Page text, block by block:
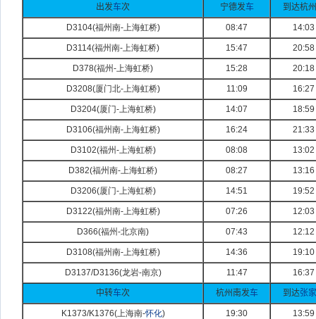
出发车次 宁德发车 到达杭
D3104(福州南-上海虹桥) 08:47 14:03
D3114(福州南-上海虹桥) 15:47 20:58
D378(福州-上海虹桥) 15:28 20:18
D3208(厦门北-上海虹桥) 11:09 16:27
D3204(厦门-上海虹桥) 14:07 18:59
D3106(福州南-上海虹桥) 16:24 21:33
D3102(福州-上海虹桥) 08:08 13:02
D382(福州南-上海虹桥) 08:27 13:16
D3206(厦门-上海虹桥) 14:51 19:52
D3122(福州南-上海虹桥) 07:26 12:03
D366(福州-北京南) 07:43 12:12
D3108(福州南-上海虹桥) 14:36 19:10
D3137/D3136(龙岩-南京) 11:47 16:37
中转车次 杭州南发车 到达张
K1373/K1376(上海南-怀化) 19:30 13:59